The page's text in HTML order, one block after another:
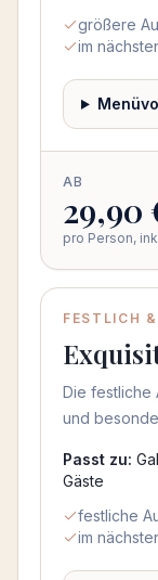
größere
im
AB
29,90
pro Person,
FESTLICH
Die festliche
und
Passt zu:
Gäste
festliche
im